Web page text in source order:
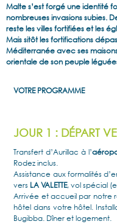
Malte s’est forgé une identité
nombreuses invasions subies.
reste les villes fortifiées et les
Mais sitôt les fortifications
Méditerranée avec ses
orientale de son peuple
VOTRE PROGRAMME
JOUR 1 : DÉPART
Transfert d’Aurillac à l’
Rodez inclus.
Assistance aux formalités
vers LA VALETTE, vol spécial
Arrivée et accueil par notre
hôtel dans votre hôtel.
Bugibba. Dîner et logement.